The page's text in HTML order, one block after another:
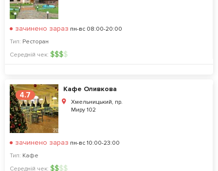
зачинено зараз пн-вс 08:00-20:00
Тип: Ресторан
Середній чек: $$$$
4.7
Кафе Оливкова
Хмельницький, пр.
Миру 102
зачинено зараз пн-вс 10:00-23:00
Тип: Кафе
Середній чек: $$$$